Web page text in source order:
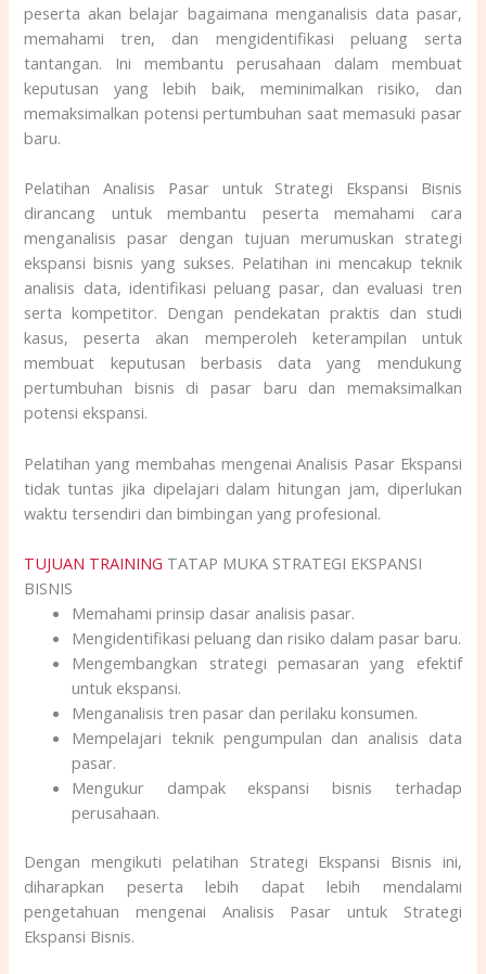
peserta akan belajar bagaimana menganalisis data pasar,
memahami tren, dan mengidentifikasi peluang serta
tantangan. Ini membantu perusahaan dalam membuat
keputusan yang lebih baik, meminimalkan risiko, dan
memaksimalkan potensi pertumbuhan saat memasuki pasar
baru.
Pelatihan Analisis Pasar untuk Strategi Ekspansi Bisnis
dirancang untuk membantu peserta memahami cara
menganalisis pasar dengan tujuan merumuskan strategi
ekspansi bisnis yang sukses. Pelatihan ini mencakup teknik
analisis data, identifikasi peluang pasar, dan evaluasi tren
serta kompetitor. Dengan pendekatan praktis dan studi
kasus, peserta akan memperoleh keterampilan untuk
membuat keputusan berbasis data yang mendukung
pertumbuhan bisnis di pasar baru dan memaksimalkan
potensi ekspansi.
Pelatihan yang membahas mengenai Analisis Pasar Ekspansi
tidak tuntas jika dipelajari dalam hitungan jam, diperlukan
waktu tersendiri dan bimbingan yang profesional.
TUJUAN TRAINING TATAP MUKA STRATEGI EKSPANSI
BISNIS
Memahami prinsip dasar analisis pasar.
Mengidentifikasi peluang dan risiko dalam pasar baru.
Mengembangkan strategi pemasaran yang efektif
untuk ekspansi.
Menganalisis tren pasar dan perilaku konsumen.
Mempelajari teknik pengumpulan dan analisis data
pasar.
Mengukur dampak ekspansi bisnis terhadap
perusahaan.
Dengan mengikuti pelatihan Strategi Ekspansi Bisnis ini,
diharapkan peserta lebih dapat lebih mendalami
pengetahuan mengenai Analisis Pasar untuk Strategi
Ekspansi Bisnis.